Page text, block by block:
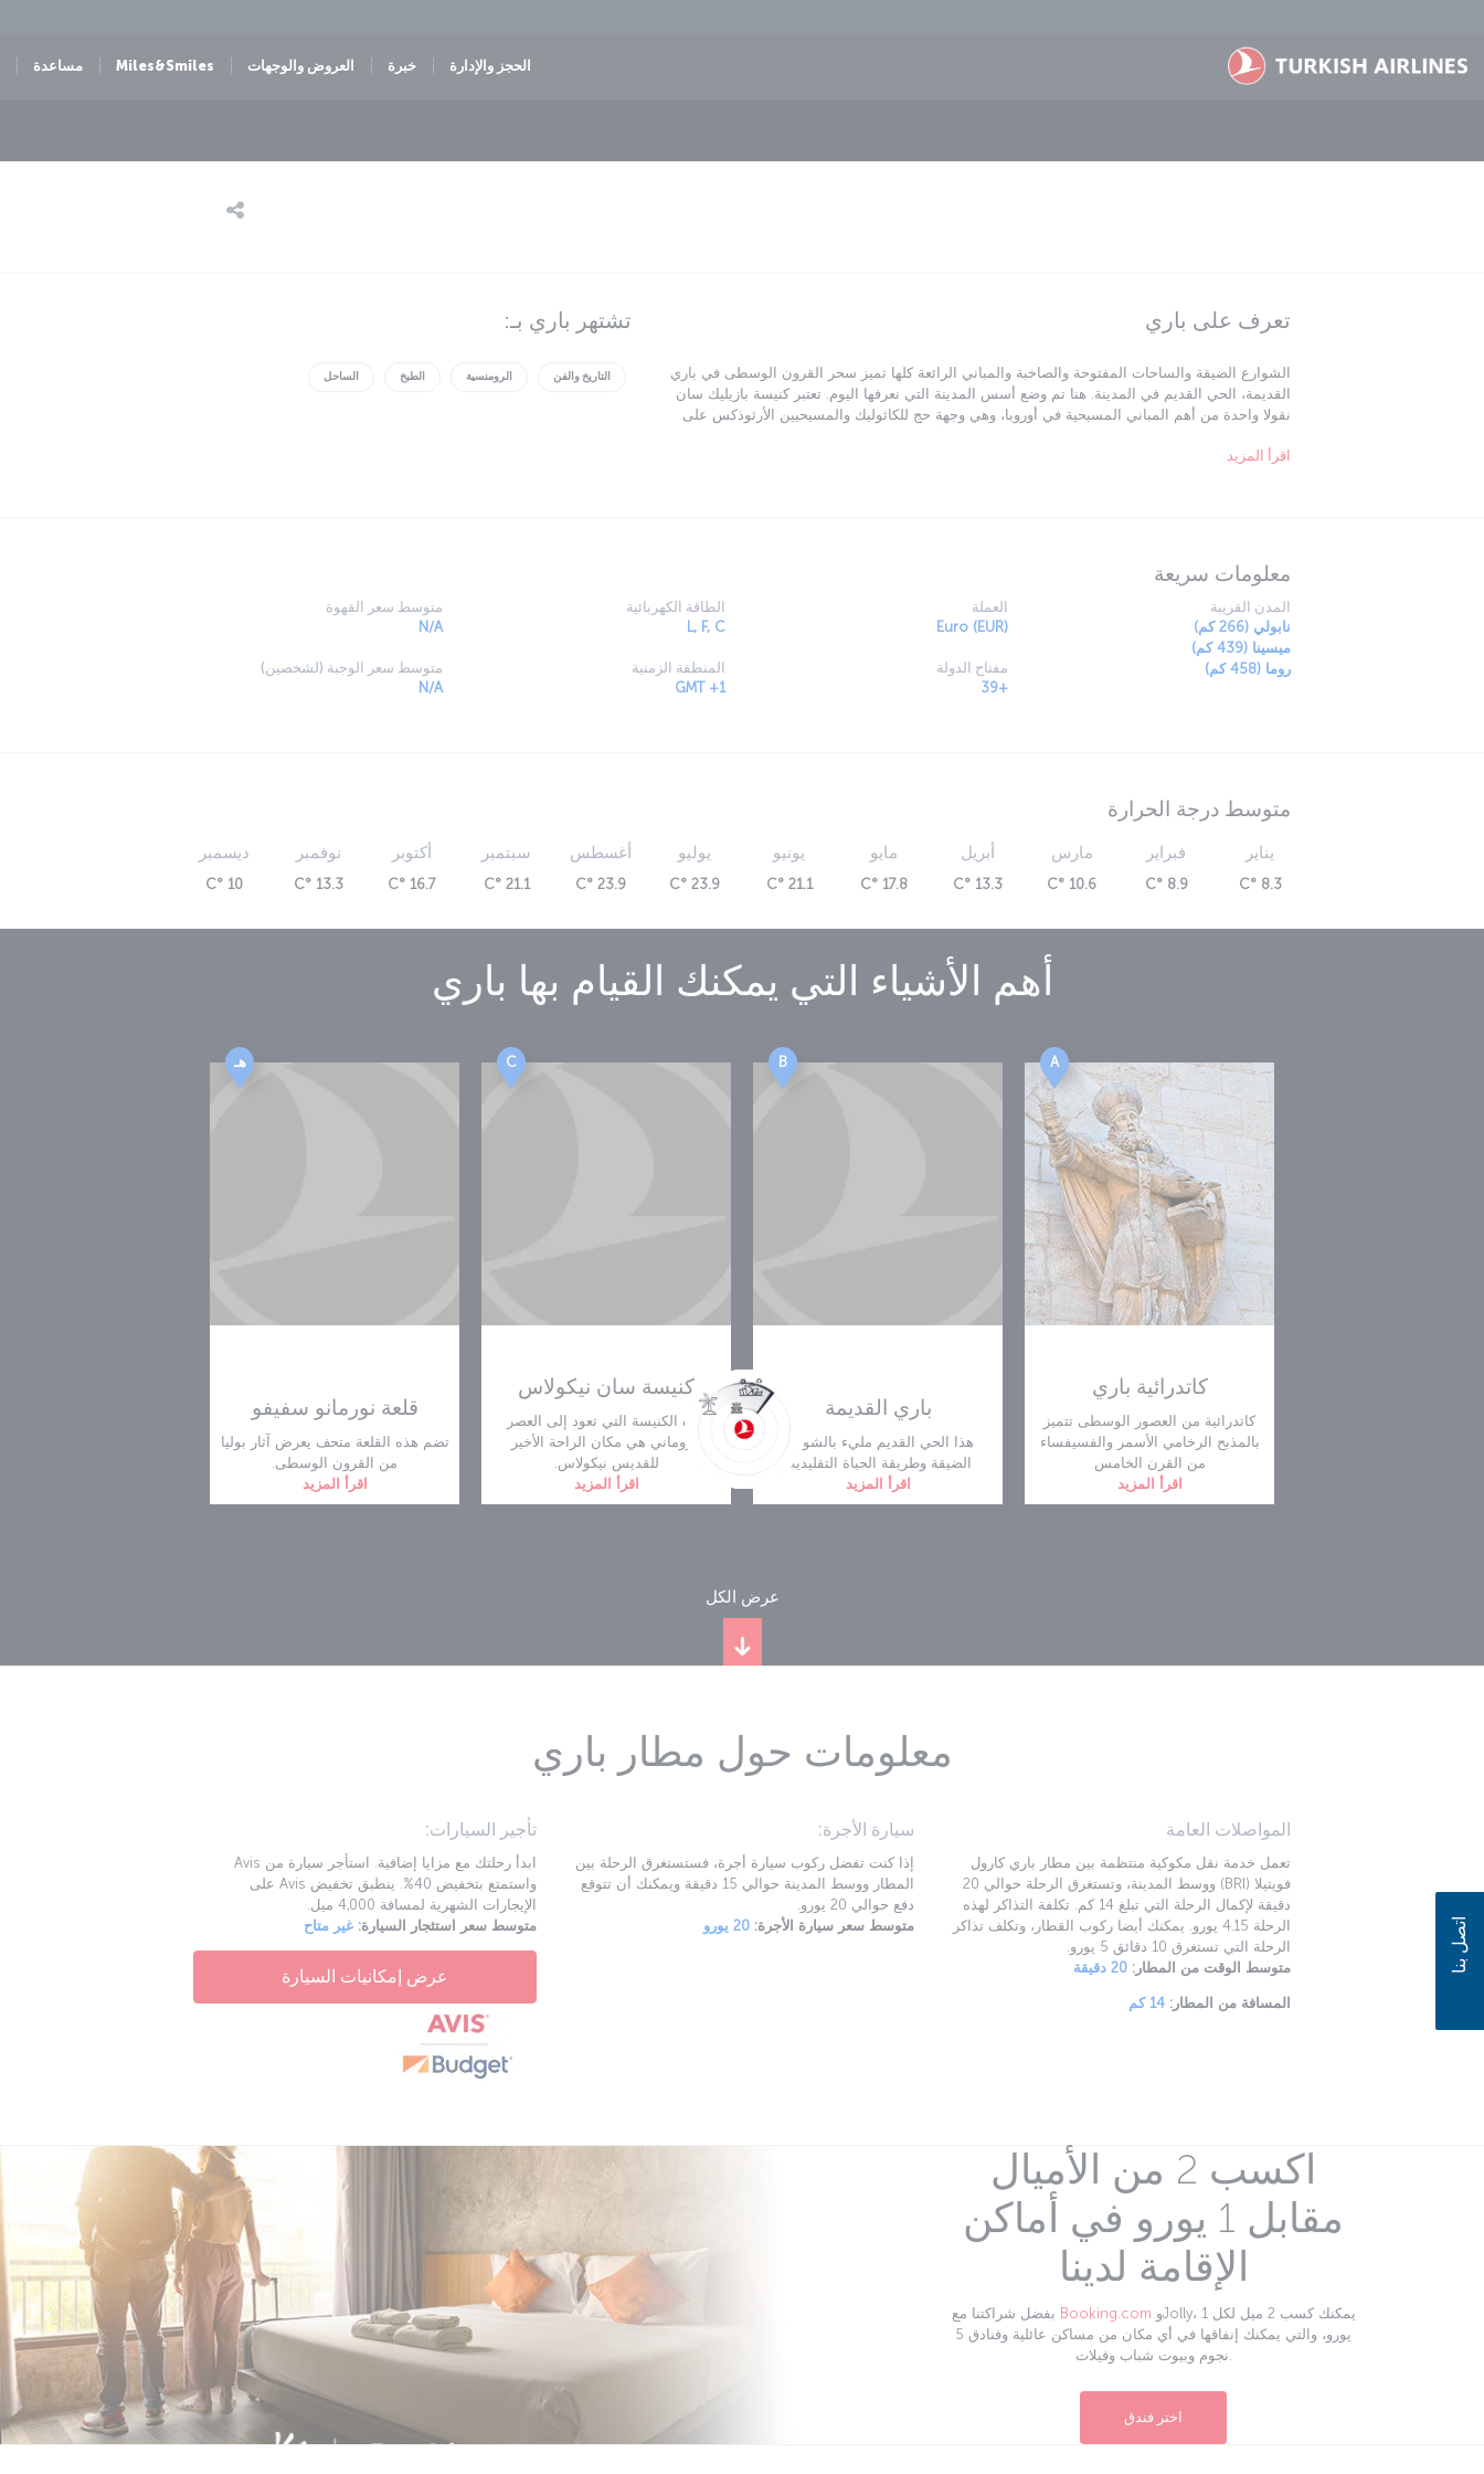
الحجز والإدارة خبرة العروض والوجهات Miles&Smiles مساعدة
تعرف على باري
الشوارع الضيقة والساحات المفتوحة والصاخبة والمباني الرائعة كلها تميز سحر القرون الوسطى في باري
القديمة، الحي القديم في المدينة. هنا تم وضع أسس المدينة التي نعرفها اليوم. تعتبر كنيسة بازيليك سان
نقولا واحدة من أهم المباني المسيحية في أوروبا، وهي وجهة حج للكاثوليك والمسيحيين الأرثوذكس على
يستحق المغامرة أيضا الخروج خارج باري قليلا إلى منطقة بوليا، وبشكل أكثر تحديدا إلى ألبيروبيلو، حيث
اقرأ المزيد
تشتهر باري بـ:
التاريخ والفن الرومنسية الطبخ الساحل
معلومات سريعة
المدن القريبة
نابولي (266 كم)
ميسينا (439 كم)
روما (458 كم)
العملة
Euro (EUR)
مفتاح الدولة
+39
الطاقة الكهربائية
L, F, C
المنطقة الزمنية
GMT +1
متوسط سعر القهوة
N/A
متوسط سعر الوجبة (لشخصين)
N/A
متوسط درجة الحرارة
يناير
8.3 °C
فبراير
8.9 °C
مارس
10.6 °C
أبريل
13.3 °C
مايو
17.8 °C
يونيو
21.1 °C
يوليو
23.9 °C
أغسطس
23.9 °C
سبتمبر
21.1 °C
أكتوبر
16.7 °C
نوفمبر
13.3 °C
ديسمبر
10 °C
أهم الأشياء التي يمكنك القيام بها باري
A
كاتدرائية باري
كاتدرائية من العصور الوسطى تتميز
بالمذبح الرخامي الأسمر والفسيفساء
من القرن الخامس
اقرأ المزيد
B
باري القديمة
هذا الحي القديم مليء بالشوارع
الضيقة وطريقة الحياة التقليدية.
اقرأ المزيد
C
كنيسة سان نيكولاس
هذه الكنيسة التي تعود إلى العصر
الروماني هي مكان الراحة الأخير
للقديس نيكولاس.
اقرأ المزيد
هـ
قلعة نورمانو سفيفو
تضم هذه القلعة متحف يعرض آثار بوليا
من القرون الوسطى.
اقرأ المزيد
عرض الكل
معلومات حول مطار باري
المواصلات العامة
تعمل خدمة نقل مكوكية منتظمة بين مطار باري كارول
فويتيلا (BRI) ووسط المدينة، وتستغرق الرحلة حوالي 20
دقيقة لإكمال الرحلة التي تبلغ 14 كم. تكلفة التذاكر لهذه
الرحلة 4.15 يورو. يمكنك أيضا ركوب القطار، وتكلف تذاكر
الرحلة التي تستغرق 10 دقائق 5 يورو.
متوسط الوقت من المطار: 20 دقيقة
المسافة من المطار: 14 كم
سيارة الأجرة:
إذا كنت تفضل ركوب سيارة أجرة، فستستغرق الرحلة بين
المطار ووسط المدينة حوالي 15 دقيقة ويمكنك أن تتوقع
دفع حوالي 20 يورو.
متوسط سعر سيارة الأجرة: 20 يورو
تأجير السيارات:
ابدأ رحلتك مع مزايا إضافية. استأجر سيارة من Avis
واستمتع بتخفيض 40%. ينطبق تخفيض Avis على
الإيجارات الشهرية لمسافة 4,000 ميل.
متوسط سعر استئجار السيارة: غير متاح
عرض إمكانيات السيارة
اكسب 2 من الأميال
مقابل 1 يورو في أماكن
الإقامة لدينا
Booking.com
يورو، والتي يمكنك إنفاقها في أي مكان من مساكن عائلية وفنادق 5
نجوم وبيوت شباب وفيلات.
اختر فندق
اتصل بنا